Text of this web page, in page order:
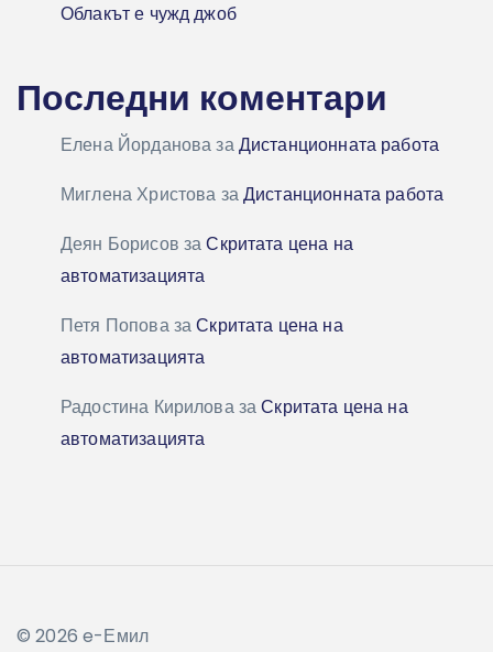
Облакът е чужд джоб
Последни коментари
Елена ЙордановазаДистанционната работа
Миглена Христова заДистанционната работа
Деян Борисов заСкритата цена на
автоматизацията
Петя ПоповазаСкритата цена на
автоматизацията
Радостина КириловазаСкритата цена на
автоматизацията
© 2026 e-Емил